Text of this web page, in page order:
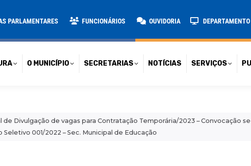
PARLAMENTARES FUNCIONÁRIOS OUVIDORIA
O MUNICÍPIO SECRETARIAS NOTÍCIAS SERVIÇOS
de Divulgação de vagas para Contratação Temporária/2023 – Convocação
Seletivo 001/2022 – Sec. Municipal de Educação